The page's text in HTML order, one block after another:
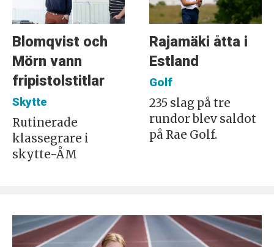
Blomqvist och
Mörn vann
fripistolstitlar
Skytte
Rutinerade
klassegrare i
skytte-ÅM
Rajamäki åtta i
Estland
Golf
235 slag på tre
rundor blev saldot
på Rae Golf.